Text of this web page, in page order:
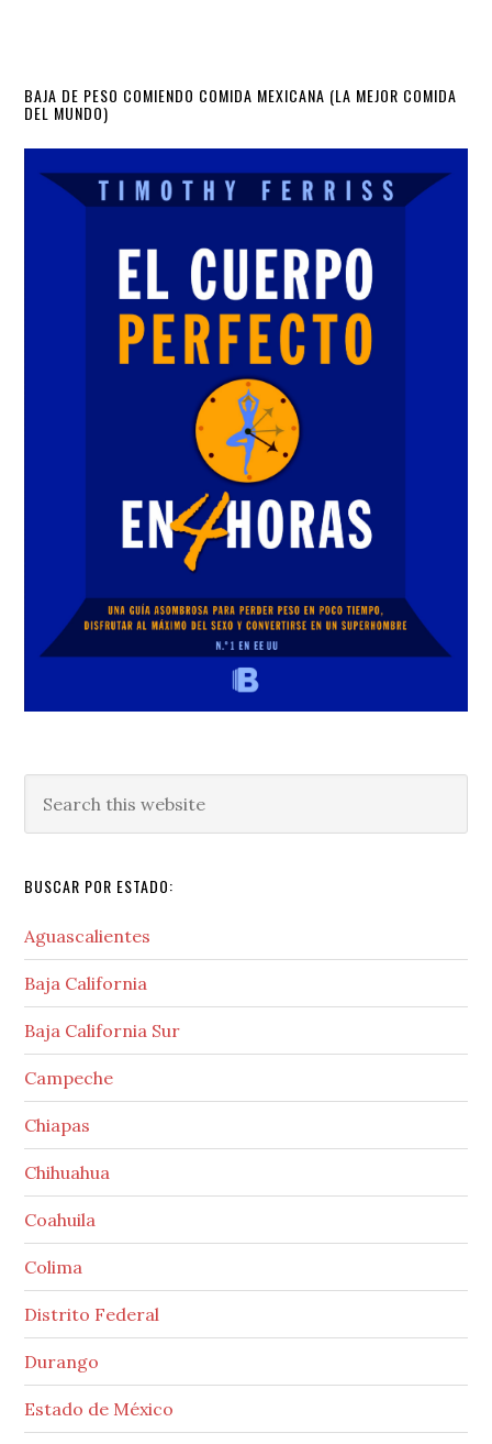
Primary
Sidebar
BAJA DE PESO COMIENDO COMIDA MEXICANA (LA MEJOR COMIDA
DEL MUNDO)
this
BUSCAR POR ESTADO:
Aguascalientes
Baja California
Baja California Sur
Campeche
Chiapas
Chihuahua
Coahuila
Colima
Distrito Federal
Durango
Estado de México